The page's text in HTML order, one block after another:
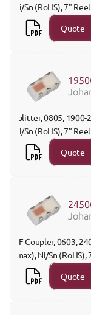
Ni/Sn (RoHS), 7"
Quote
Splitter, 0805,
Ni/Sn (RoHS), 7"
Quote
RF Coupler, 0603,
(max), Ni/Sn
Quote